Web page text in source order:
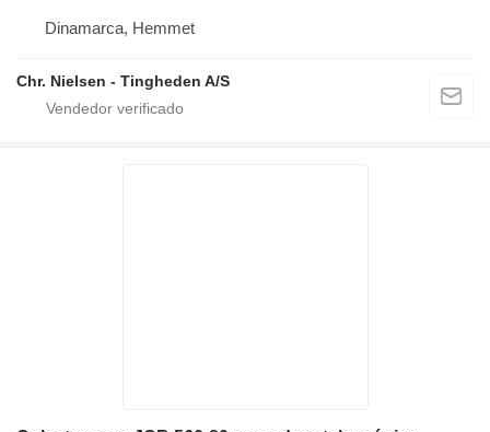
Dinamarca, Hemmet
Chr. Nielsen - Tingheden A/S